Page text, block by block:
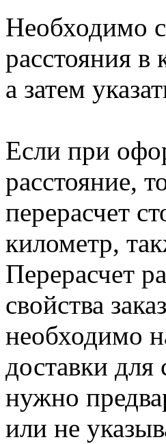
Необходимо
расстояния
а затем
Если при
расстояние,
перерасчет
километр,
Перерасчет
свойства
необходимо
доставки
нужно
или не